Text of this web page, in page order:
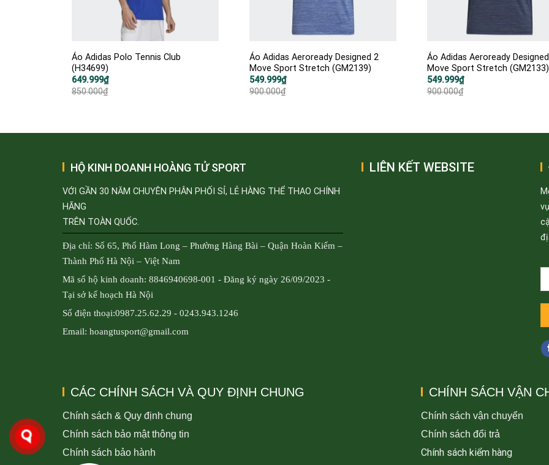
Áo Adidas Polo Tennis Club
(H34699)
850.000₫
Giá
gốc
là:
649.999₫
Giá
hiện
tại
Áo Adidas Aeroready Designed 2
Move Sport Stretch (GM2139)
900.000₫
Giá
gốc
là:
549.999₫
Giá
hiện
tại
Áo Adidas Aeroready
Move Sport Stretch (GM2133)
900.000₫
Giá
gốc
là:
549.999₫
Giá
hiện
tại
HỘ KINH DOANH HOÀNG TỬ SPORT
VỚI GẦN 30 NĂM CHUYÊN PHÂN PHỐI SỈ, LẺ HÀNG THỂ THAO CHÍNH
HÃNG
TRÊN TOÀN QUỐC.
Địa chỉ: Số 65, Phố Hàm Long – Phường Hàng Bài – Quận Hoàn Kiếm –
Thành Phố Hà Nội – Việt Nam
Mã số hộ kinh doanh: 8846940698-001 - Đăng ký ngày 26/09/2023 -
Tại sở kế hoạch Hà Nội
Số điện thoại:0987.25.62.29 - 0243.943.1246
Email: hoangtusport@gmail.com
LIÊN KẾT WEBSITE
CÁC CHÍNH SÁCH VÀ QUY ĐỊNH CHUNG
Chính sách & Quy định chung
Chính sách bảo mật thông tin
Chính sách bảo hành
CHÍNH SÁCH VẬN
Chính sách vận chuyển
Chính sách đổi trả
Chính sách kiểm hàng